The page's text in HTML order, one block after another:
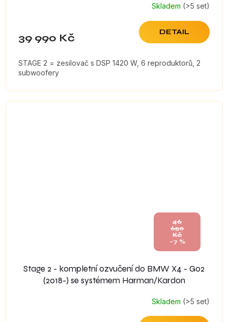
Skladem (>5 set)
39 990 Kč DETAIL
STAGE 2 = zesilovač s DSP 1420 W, 6 reproduktorů, 2
subwoofery
46
650
Kč
–7 %
Stage 2 - kompletní ozvučení do BMW X4 - G02
(2018-) se systémem Harman/Kardon
Skladem (>5 set)